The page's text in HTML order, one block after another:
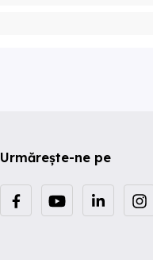
Urmărește-ne pe